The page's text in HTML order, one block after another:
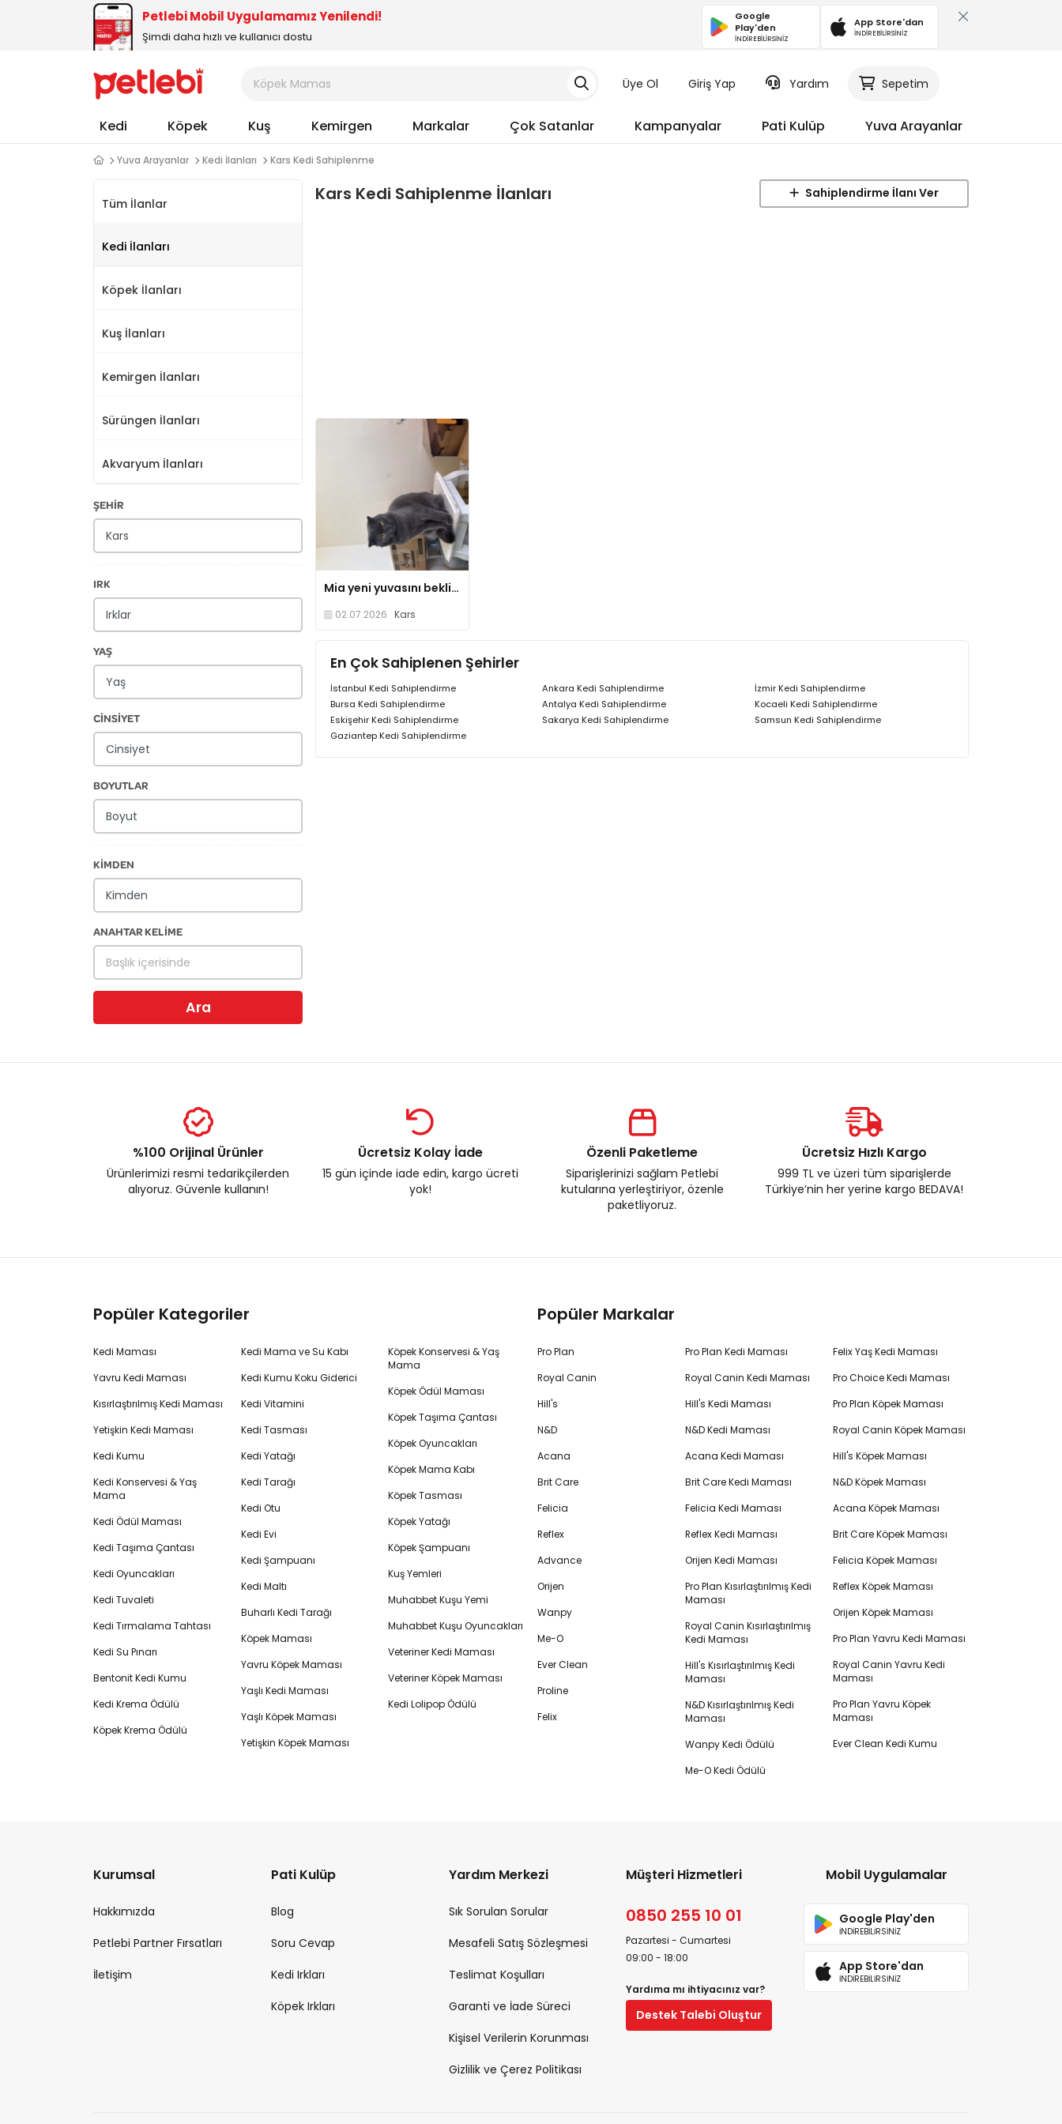
Petlebi Mobil Uygulamamız Yenilendi!
Şimdi daha hızlı ve kullanıcı dostu
Google
Play'den
İNDİREBİLİRSİNİZ
App Store'dan
İNDİREBİLİRSİNİZ
Üye Ol Giriş Yap Yardım Sepetim
Kedi Köpek Kuş Kemirgen Markalar Çok Satanlar Kampanyalar Pati Kulüp Yuva Arayanlar
Yuva Arayanlar Kedi İlanları Kars Kedi Sahiplenme
Tüm İlanlar
Kedi İlanları
Köpek İlanları
Kuş İlanları
Kemirgen İlanları
Sürüngen İlanları
Akvaryum İlanları
ŞEHİR
IRK
YAŞ
CİNSİYET
BOYUTLAR
KİMDEN
ANAHTAR KELİME
Ara
Kars Kedi Sahiplenme İlanları Sahiplendirme İlanı Ver
Mia yeni yuvasını bekliyor
02.07.2026 Kars
En Çok Sahiplenen Şehirler
İstanbul Kedi Sahiplendirme Ankara Kedi Sahiplendirme
İzmir Kedi Sahiplendirme
Bursa Kedi Sahiplendirme
Antalya Kedi Sahiplendirme
Kocaeli Kedi Sahiplendirme
Eskişehir Kedi Sahiplendirme
Sakarya Kedi Sahiplendirme
Samsun Kedi Sahiplendirme
Gaziantep Kedi Sahiplendirme
%100 Orijinal Ürünler
Ürünlerimizi resmi tedarikçilerden
alıyoruz. Güvenle kullanın!
Ücretsiz Kolay İade
15 gün içinde iade edin, kargo ücreti
yok!
Özenli Paketleme
Siparişlerinizi sağlam Petlebi
kutularına yerleştiriyor, özenle
paketliyoruz.
Ücretsiz Hızlı Kargo
999 TL ve üzeri tüm siparişlerde
Türkiye’nin her yerine kargo BEDAVA!
Popüler Kategoriler
Kedi Maması
Yavru Kedi Maması
Kısırlaştırılmış Kedi Maması
Yetişkin Kedi Maması
Kedi Kumu
Kedi Konservesi & Yaş
Mama
Kedi Ödül Maması
Kedi Taşıma Çantası
Kedi Oyuncakları
Kedi Tuvaleti
Kedi Tırmalama Tahtası
Kedi Su Pınarı
Bentonit Kedi Kumu
Kedi Krema Ödülü
Köpek Krema Ödülü
Kedi Mama ve Su Kabı
Kedi Kumu Koku Giderici
Kedi Vitamini
Kedi Tasması
Kedi Yatağı
Kedi Tarağı
Kedi Otu
Kedi Evi
Kedi Şampuanı
Kedi Maltı
Buharlı Kedi Tarağı
Köpek Maması
Yavru Köpek Maması
Yaşlı Kedi Maması
Yaşlı Köpek Maması
Yetişkin Köpek Maması
Köpek Konservesi & Yaş
Mama
Köpek Ödül Maması
Köpek Taşıma Çantası
Köpek Oyuncakları
Köpek Mama Kabı
Köpek Tasması
Köpek Yatağı
Köpek Şampuanı
Kuş Yemleri
Muhabbet Kuşu Yemi
Muhabbet Kuşu Oyuncakları
Veteriner Kedi Maması
Veteriner Köpek Maması
Kedi Lolipop Ödülü
Popüler Markalar
Pro Plan
Royal Canin
Hill's
N&D
Acana
Brit Care
Felicia
Reflex
Advance
Orijen
Wanpy
Me-O
Ever Clean
Proline
Felix
Pro Plan Kedi Maması
Royal Canin Kedi Maması
Hill's Kedi Maması
N&D Kedi Maması
Acana Kedi Maması
Brit Care Kedi Maması
Felicia Kedi Maması
Reflex Kedi Maması
Orijen Kedi Maması
Pro Plan Kısırlaştırılmış Kedi
Maması
Royal Canin Kısırlaştırılmış
Kedi Maması
Hill's Kısırlaştırılmış Kedi
Maması
N&D Kısırlaştırılmış Kedi
Maması
Wanpy Kedi Ödülü
Me-O Kedi Ödülü
Felix Yaş Kedi Maması
Pro Choice Kedi Maması
Pro Plan Köpek Maması
Royal Canin Köpek Maması
Hill's Köpek Maması
N&D Köpek Maması
Acana Köpek Maması
Brit Care Köpek Maması
Felicia Köpek Maması
Reflex Köpek Maması
Orijen Köpek Maması
Pro Plan Yavru Kedi Maması
Royal Canin Yavru Kedi
Maması
Pro Plan Yavru Köpek
Maması
Ever Clean Kedi Kumu
Kurumsal
Hakkımızda
Petlebi Partner Fırsatları
İletişim
Pati Kulüp
Blog
Soru Cevap
Kedi Irkları
Köpek Irkları
Yardım Merkezi
Sık Sorulan Sorular
Mesafeli Satış Sözleşmesi
Teslimat Koşulları
Garanti ve İade Süreci
Kişisel Verilerin Korunması
Gizlilik ve Çerez Politikası
Müşteri Hizmetleri
0850 255 10 01
Pazartesi - Cumartesi
09:00 - 18:00
Yardıma mı ihtiyacınız var?
Destek Talebi Oluştur
Mobil Uygulamalar
Google Play'den
İNDİREBİLİRSİNİZ
App Store'dan
İNDİREBİLİRSİNİZ